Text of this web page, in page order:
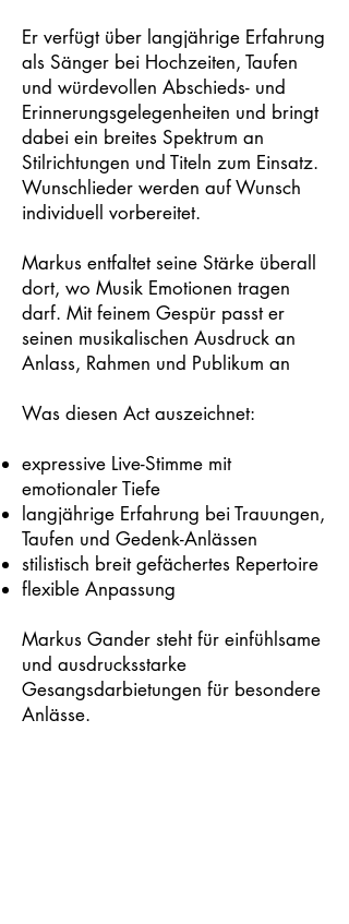
Er verfügt über langjährige Erfahrung
als Sänger bei Hochzeiten, Taufen
und würdevollen Abschieds- und
Erinnerungsgelegenheiten und bringt
dabei ein breites Spektrum an
Stilrichtungen und Titeln zum Einsatz.
Wunschlieder werden auf Wunsch
individuell vorbereitet.
Markus entfaltet seine Stärke überall
dort, wo Musik Emotionen tragen
darf. Mit feinem Gespür passt er
seinen musikalischen Ausdruck an
Anlass, Rahmen und Publikum an
Was diesen Act auszeichnet:
expressive Live-Stimme mit
emotionaler Tiefe
langjährige Erfahrung bei Trauungen,
Taufen und Gedenk-Anlässen
stilistisch breit gefächertes Repertoire
flexible Anpassung
Markus Gander steht für einfühlsame
und ausdrucksstarke
Gesangsdarbietungen für besondere
Anlässe.